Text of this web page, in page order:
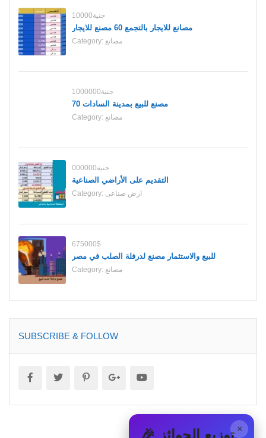
10000جنية
مصانع للايجار بالتجمع 60 مصنع للايجار
Category: مصانع
1000000جنية
70 مصنع للبيع بمدينة السادات
Category: مصانع
000000جنية
التقديم على الأراضي الصناعية
Category: ارض صناعى
675000$
للبيع والاستثمار مصنع لدرفلة الصلب في مصر
Category: مصانع
SUBSCRIBE & FOLLOW
× 🎉 توزيع الجوائز